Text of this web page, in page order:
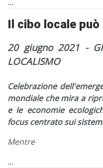
...
Il cibo locale
20 giugno 2021 -
LOCALISMO
Celebrazione
mondiale che mira a
e le economie
focus centrato sui
Mentre
...